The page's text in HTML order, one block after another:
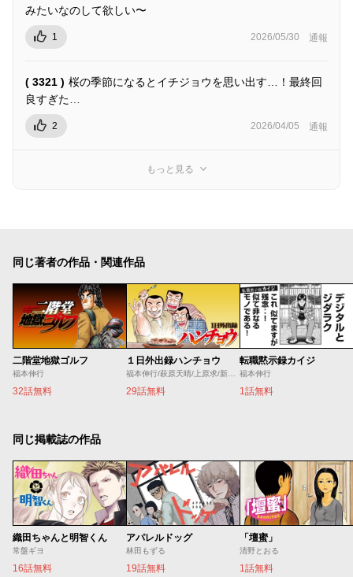
みたいなのして欲しい〜
1 2026/05/30 通報
( 3321 ) 桜の季節になるとイチジョウを思い出す…！最終回
良すぎた…
2 2026/04/05 通報
もっと見る
同じ著者の作品・関連作品
二階堂地獄ゴルフ
福本伸行
32話無料
１日外出録ハンチョウ
29話無料
転職黙示録カイジ
福本伸行
1話無料
同じ掲載誌の作品
織田ちゃんと明智くん
常盤ギヨ
16話無料
アパレルドッグ
林田もずる
19話無料
「壇蜜」
清野とおる
1話無料